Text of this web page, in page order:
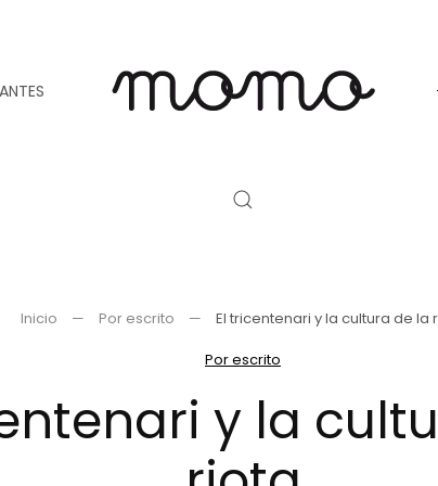
Inicio Por escrito
El tricentenari y la cultura de la
Por escrito
y la